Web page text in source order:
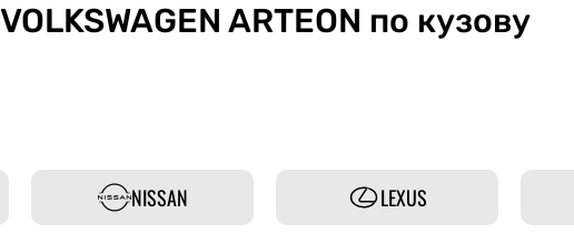
VOLKSWAGEN ARTEON по кузову
NISSAN LEXUS